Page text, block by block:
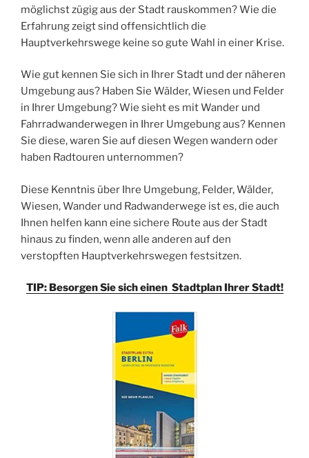
möglichst zügig aus der Stadt rauskommen? Wie die
Erfahrung zeigt sind offensichtlich die
Hauptverkehrswege keine so gute Wahl in einer Krise.
Wie gut kennen Sie sich in Ihrer Stadt und der näheren
Umgebung aus? Haben Sie Wälder, Wiesen und Felder
in Ihrer Umgebung? Wie sieht es mit Wander und
Fahrradwanderwegen in Ihrer Umgebung aus? Kennen
Sie diese, waren Sie auf diesen Wegen wandern oder
haben Radtouren unternommen?
Diese Kenntnis über Ihre Umgebung, Felder, Wälder,
Wiesen, Wander und Radwanderwege ist es, die auch
Ihnen helfen kann eine sichere Route aus der Stadt
hinaus zu finden, wenn alle anderen auf den
verstopften Hauptverkehrswegen festsitzen.
TIP: Besorgen Sie sich einen Stadtplan Ihrer Stadt!